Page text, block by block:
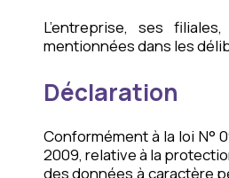
L’entreprise, ses
mentionnées dans les
Déclaration
Conformément à la loi N°
2009, relative à la
des données à caractère